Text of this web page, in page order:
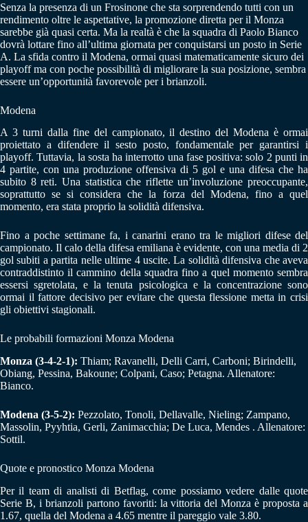
Senza la presenza di un Frosinone che sta sorprendendo tutti con un
rendimento oltre le aspettative, la promozione diretta per il Monza
sarebbe già quasi certa. Ma la realtà è che la squadra di Paolo Bianco
dovrà lottare fino all’ultima giornata per conquistarsi un posto in Serie
A. La sfida contro il Modena, ormai quasi matematicamente sicuro dei
playoff ma con poche possibilità di migliorare la sua posizione, sembra
essere un’opportunità favorevole per i brianzoli.
Modena
A 3 turni dalla fine del campionato, il destino del Modena è ormai
proiettato a difendere il sesto posto, fondamentale per garantirsi i
playoff. Tuttavia, la sosta ha interrotto una fase positiva: solo 2 punti in
4 partite, con una produzione offensiva di 5 gol e una difesa che ha
subito 8 reti. Una statistica che riflette un’involuzione preoccupante,
soprattutto se si considera che la forza del Modena, fino a quel
momento, era stata proprio la solidità difensiva.
Fino a poche settimane fa, i canarini erano tra le migliori difese del
campionato. Il calo della difesa emiliana è evidente, con una media di 2
gol subiti a partita nelle ultime 4 uscite. La solidità difensiva che aveva
contraddistinto il cammino della squadra fino a quel momento sembra
essersi sgretolata, e la tenuta psicologica e la concentrazione sono
ormai il fattore decisivo per evitare che questa flessione metta in crisi
gli obiettivi stagionali.
Le probabili formazioni Monza Modena
Monza (3-4-2-1): Thiam; Ravanelli, Delli Carri, Carboni; Birindelli,
Obiang, Pessina, Bakoune; Colpani, Caso; Petagna. Allenatore:
Bianco.
Modena (3-5-2): Pezzolato, Tonoli, Dellavalle, Nieling; Zampano,
Massolin, Pyyhtia, Gerli, Zanimacchia; De Luca, Mendes . Allenatore:
Sottil.
Quote e pronostico Monza Modena
Per il team di analisti di Betflag, come possiamo vedere dalle quote
Serie B, i brianzoli partono favoriti: la vittoria del Monza è proposta a
1.67, quella del Modena a 4.65 mentre il pareggio vale 3.80.